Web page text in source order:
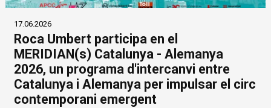
17.06.2026
Roca Umbert participa en el
MERIDIAN(s) Catalunya - Alemanya
2026, un programa d'intercanvi entre
Catalunya i Alemanya per impulsar el circ
contemporani emergent